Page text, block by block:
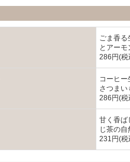
ごま香る
とアー
286円(税
コーヒー
さつまい
286円(税
甘く香ば
じ茶の
231円(税